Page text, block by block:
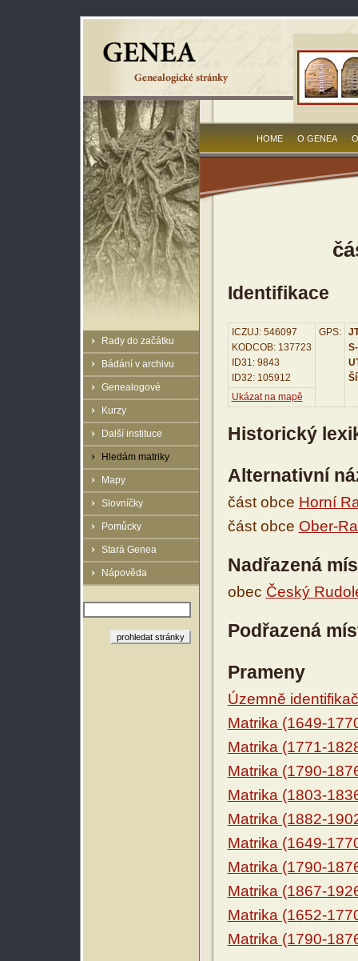
Rady do začátku
Bádání v archivu
Genealogové
Kurzy
Další instituce
Hledám matriky
Mapy
Slovníčky
Pomůcky
Stará Genea
Nápověda
HOME O GENEA
Identifikace
ICZUJ: 546097
KODCOB: 137723
ID31: 9843
ID32: 105912
GPS:
Ukázat na mapě
Historický
Alternativní
část obce Horní
část obce Ober-
Nadřazená
obec Český
Podřazená
Prameny
Územně
Matrika (1649-
Matrika (1771-
Matrika (1790-
Matrika (1803-
Matrika (1882-
Matrika (1649-
Matrika (1790-
Matrika (1867-
Matrika (1652-
Matrika (1790-